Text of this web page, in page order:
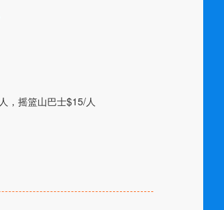
人，摇篮山巴士$15/人